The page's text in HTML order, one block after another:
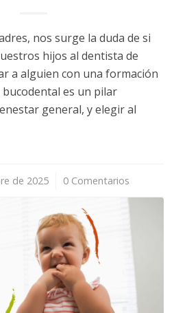
nos surge la duda de si
hijos al dentista de
a alguien con una formación
bucodental es un pilar
general, y elegir al
de 2025
/ 0 Comentarios